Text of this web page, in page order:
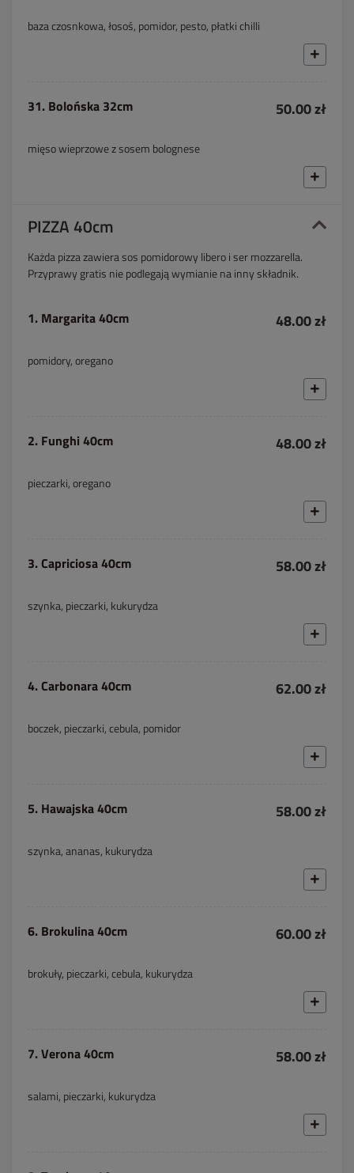
baza czosnkowa, łosoś, pomidor, pesto, płatki chilli
31. Bolońska 32cm 50.00 zł
mięso wieprzowe z sosem bolognese
PIZZA 40cm
Każda pizza zawiera sos pomidorowy libero i ser mozzarella.
Przyprawy gratis nie podlegają wymianie na inny składnik.
1. Margarita 40cm 48.00 zł
pomidory, oregano
2. Funghi 40cm 48.00 zł
pieczarki, oregano
3. Capriciosa 40cm 58.00 zł
szynka, pieczarki, kukurydza
4. Carbonara 40cm 62.00 zł
boczek, pieczarki, cebula, pomidor
5. Hawajska 40cm 58.00 zł
szynka, ananas, kukurydza
6. Brokulina 40cm 60.00 zł
brokuły, pieczarki, cebula, kukurydza
7. Verona 40cm 58.00 zł
salami, pieczarki, kukurydza